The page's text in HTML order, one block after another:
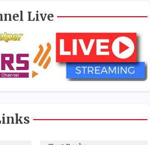
Live